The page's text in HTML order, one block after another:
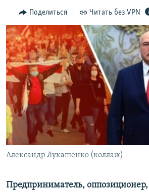
ТЕЛЕПРОЕКТ КРЫМ.РЕАЛИИ
СОВЕТЫ ПРАВОЗАЩИТНИКОВ
ПРОПАВШИЕ БЕЗ ВЕСТИ
ПОБЕДИТЕЛЕЙ НЕ СУДЯТ?
КРЫМ.НЕПОКОРЕННЫЙ
ELIFBE
УКРАИНСКАЯ ПРОБЛЕМА КРЫМА
Qırımtatar
ПРИСОЕДИНЯЙТЕСЬ!
Все сайты RFE/RL
Поделиться Читать без VPN
Александр Лукашенко (коллаж)
Предприниматель, оппозиционер,